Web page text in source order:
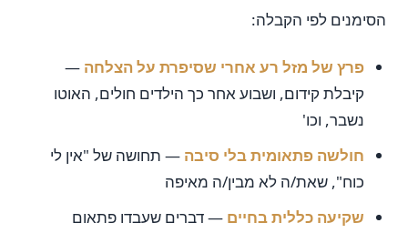
הסימנים לפי הקבלה:
פרץ של מזל רע אחרי שסיפרת על הצלחה —
קיבלת קידום, ושבוע אחר כך הילדים חולים, האוטו
נשבר, וכו'
חולשה פתאומית בלי סיבה — תחושה של "אין לי
כוח", שאת/ה לא מבין/ה מאיפה
שקיעה כללית בחיים — דברים שעבדו פתאום